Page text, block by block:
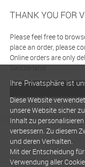
THANK YOU FOR
Please feel free to
place an order, please
Online orders are only
Switzerland
Ihre Privatsphäre ist
Diese Website
unsere Website sicher
Inhalt zu
verbessern. Zu diesem
und deren Verhalten.
Mit der Entscheidung
Verwendung aller